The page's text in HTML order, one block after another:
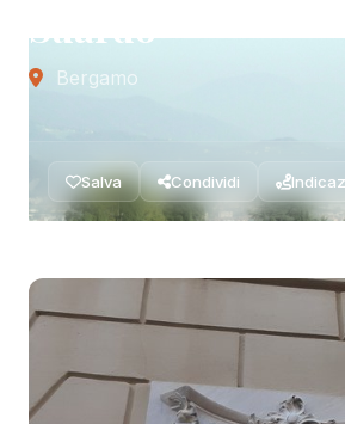
Suardo
Bergamo
Salva Condividi